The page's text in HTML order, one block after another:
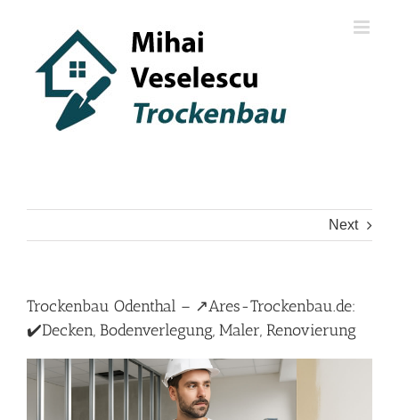
Next
Trockenbau Odenthal – ↗️Ares-Trockenbau.de:
✔️Decken, Bodenverlegung, Maler, Renovierung